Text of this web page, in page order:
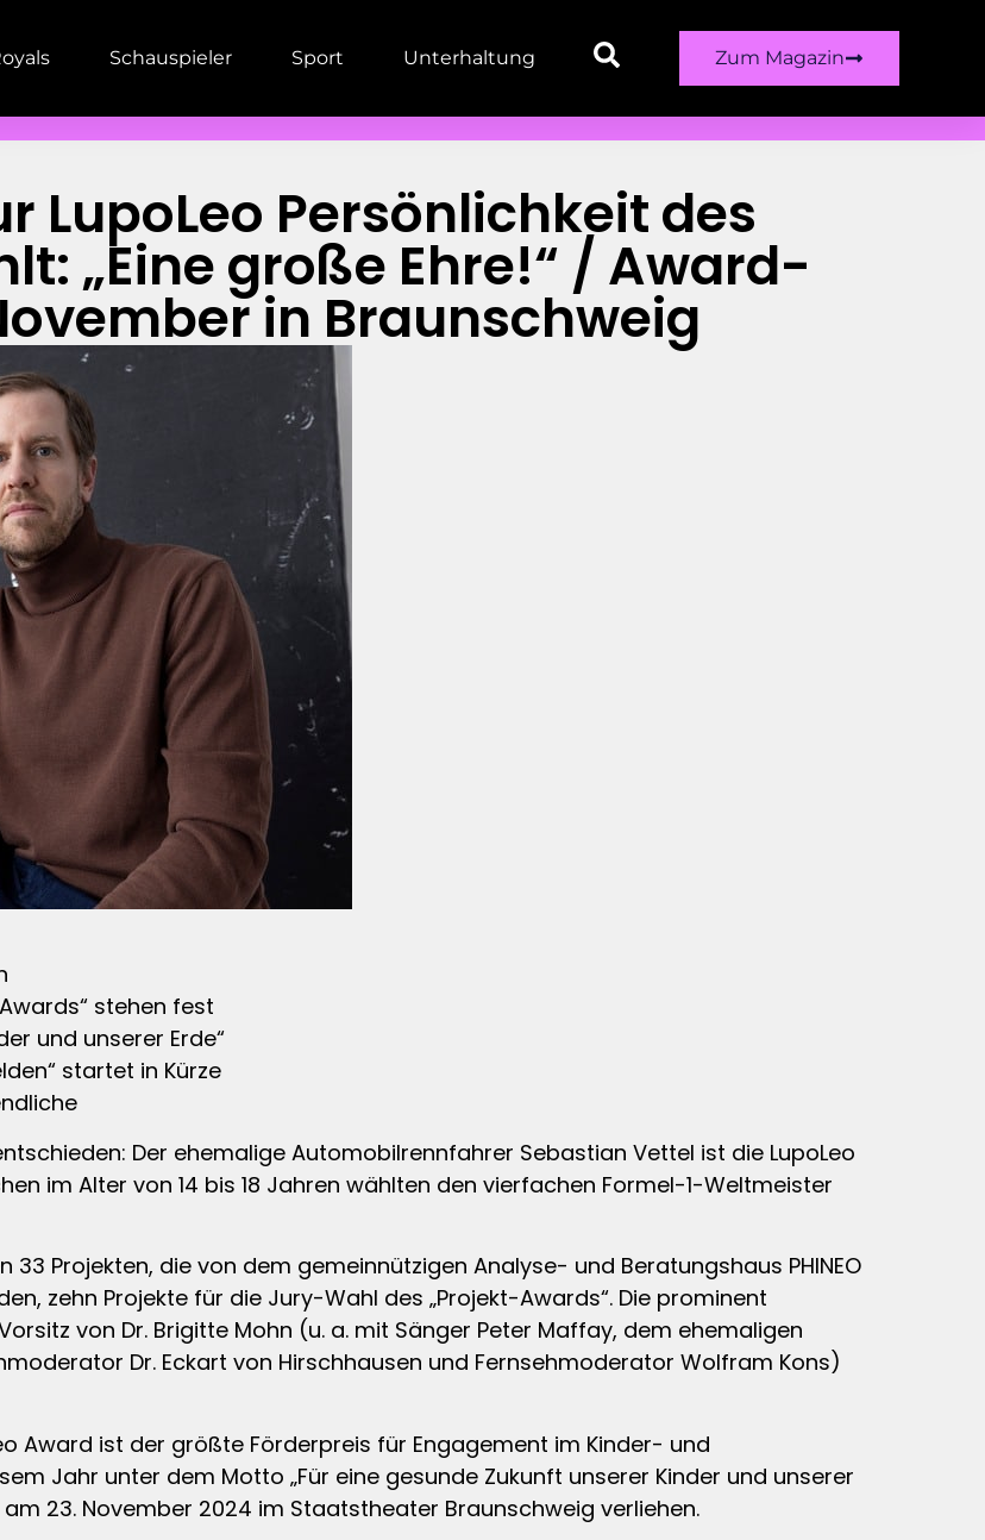
Schauspieler Sport Unterhaltung Zum Magazin
LupoLeo Persönlichkeit des
„Eine große Ehre!“ / Award-
in Braunschweig
stehen fest
und unserer Erde“
startet in Kürze
Der ehemalige Automobilrennfahrer Sebastian Vettel ist die LupoLeo
im Alter von 14 bis 18 Jahren wählten den vierfachen Formel-1-Weltmeister
Projekten, die von dem gemeinnützigen Analyse- und Beratungshaus PHINEO
zehn Projekte für die Jury-Wahl des „Projekt-Awards“. Die prominent
von Dr. Brigitte Mohn (u. a. mit Sänger Peter Maffay, dem ehemaligen
Dr. Eckart von Hirschhausen und Fernsehmoderator Wolfram Kons)
Award ist der größte Förderpreis für Engagement im Kinder- und
Jahr unter dem Motto „Für eine gesunde Zukunft unserer Kinder und unserer
23. November 2024 im Staatstheater Braunschweig verliehen.